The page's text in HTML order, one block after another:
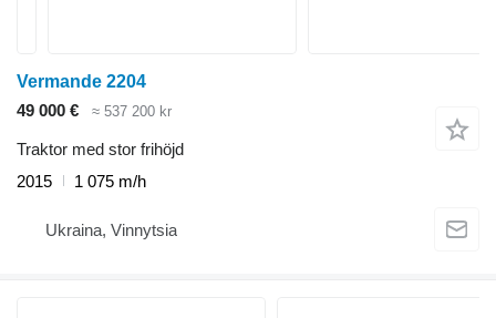
Vermande 2204
49 000 €
≈ 537 200 kr
Traktor med stor frihöjd
2015
1 075 m/h
Ukraina, Vinnytsia